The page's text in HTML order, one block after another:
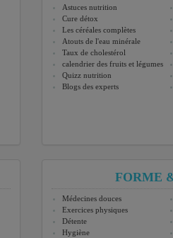
Astuces nutrition
Cure détox
Les céréales complètes
Atouts de l'eau minérale
Taux de cholestérol
calendrier des fruits et légumes
Quizz nutrition
Blogs des experts
FORME
Médecines douces
Exercices physiques
Détente
Hygiène